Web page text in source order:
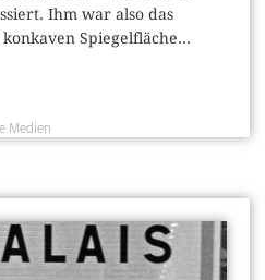
Ihm war also das
Spiegelfläche...
Medien